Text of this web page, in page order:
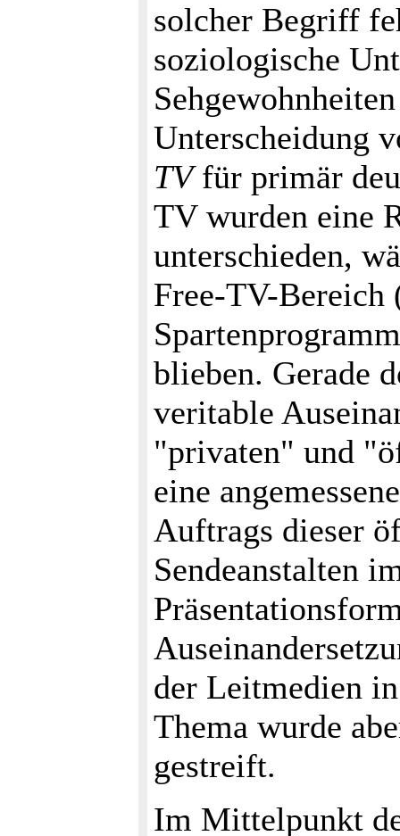
solcher Begriff
soziologische
Unterscheidung
TVfür primär
TV wurden eine
unterschieden,
Free-TV-
blieben. Gerade
veritable
"privaten" und
eine
Auftrags dieser
Sendeanstalten
der Leitmedien
Thema wurde
gestreift.
Im Mittelpunkt